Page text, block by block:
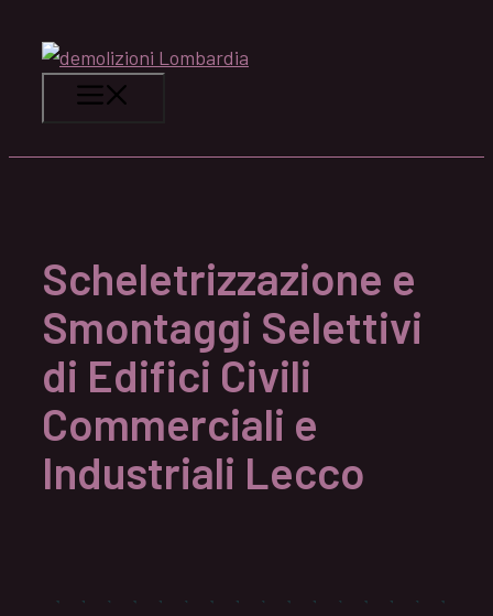
contenuto
Scheletrizzazione e
Smontaggi Selettivi
di Edifici Civili
Commerciali e
Industriali Lecco